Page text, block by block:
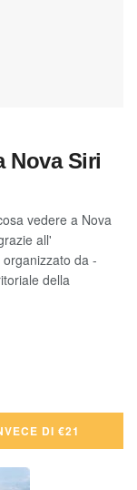
Nova Siri
vedere a Nova
all'
da -
della
DI €21